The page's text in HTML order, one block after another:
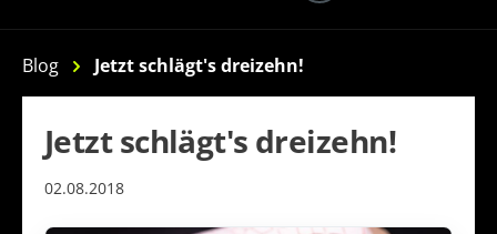
Blog Jetzt schlägt's dreizehn!
Jetzt schlägt's dreizehn!
02.08.2018